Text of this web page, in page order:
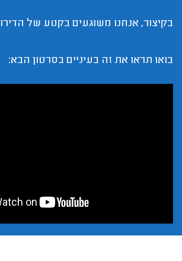
בקיצור, אנחנו משוגעים בקטע של
בואו תראו את זה בעיניים בסרטון הבא: